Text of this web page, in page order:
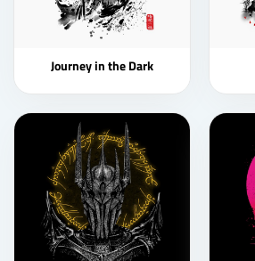
Journey in the Dark